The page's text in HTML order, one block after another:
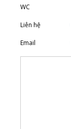
WC
Liên hệ
Email